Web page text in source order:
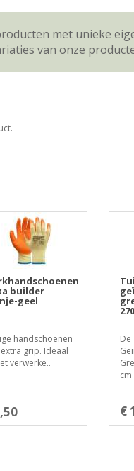
met unieke
van onze
builder
geel
handschoenen
grip. Ideaal
verwerke..
De
cm
€